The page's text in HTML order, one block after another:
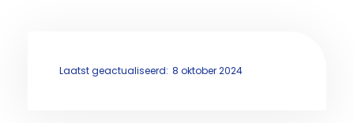
Laatst geactualiseerd: 8 oktober 2024